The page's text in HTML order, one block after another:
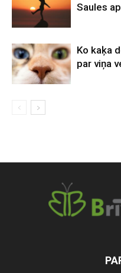
Saules
Ko kaķa
par viņa